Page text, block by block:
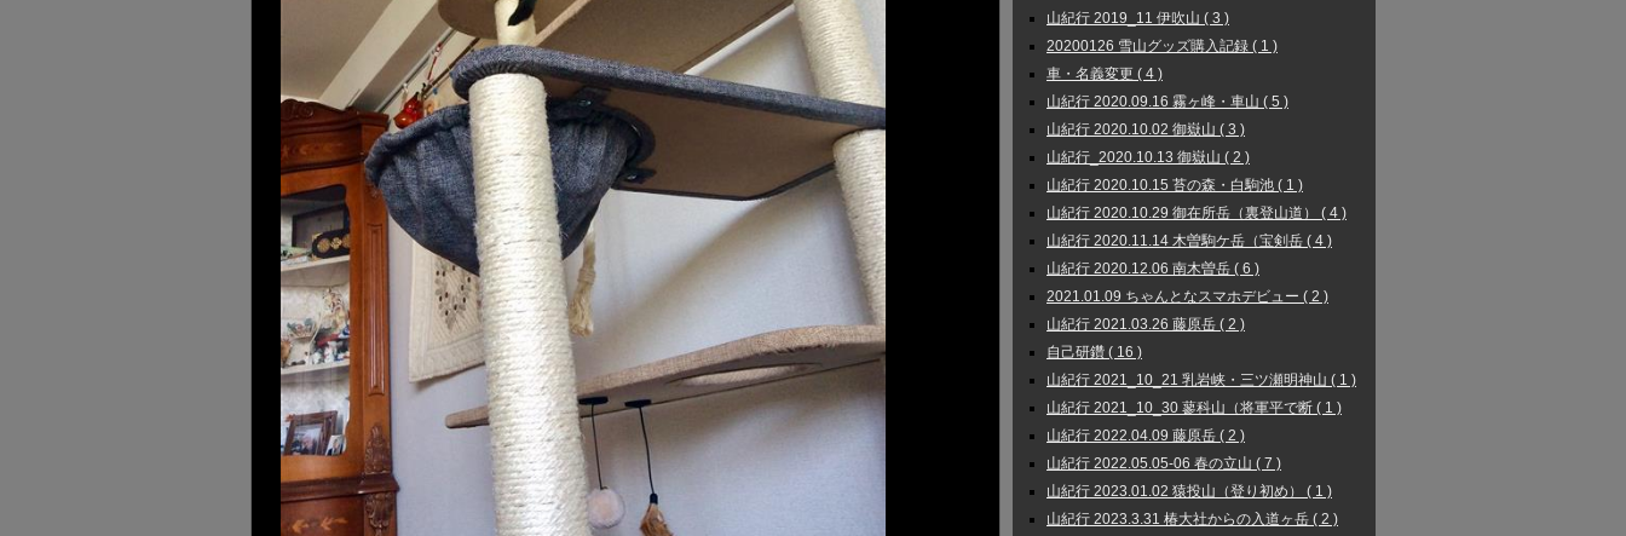
山紀行 2019_11 伊吹山 ( 3 )
20200126 雪山グッズ購入記録 ( 1 )
車・名義変更 ( 4 )
山紀行 2020.09.16 霧ヶ峰・車山 ( 5 )
山紀行 2020.10.02 御嶽山 ( 3 )
山紀行_2020.10.13 御嶽山 ( 2 )
山紀行 2020.10.15 苔の森・白駒池 ( 1 )
山紀行 2020.10.29 御在所岳（裏登山道） ( 4 )
山紀行 2020.11.14 木曽駒ケ岳（宝剣岳 ( 4 )
山紀行 2020.12.06 南木曽岳 ( 6 )
2021.01.09 ちゃんとなスマホデビュー ( 2 )
山紀行 2021.03.26 藤原岳 ( 2 )
自己研鑽 ( 16 )
山紀行 2021_10_21 乳岩峡・三ツ瀬明神山 ( 1 )
山紀行 2021_10_30 蓼科山（将軍平で断 ( 1 )
山紀行 2022.04.09 藤原岳 ( 2 )
山紀行 2022.05.05-06 春の立山 ( 7 )
山紀行 2023.01.02 猿投山（登り初め） ( 1 )
山紀行 2023.3.31 椿大社からの入道ヶ岳 ( 2 )